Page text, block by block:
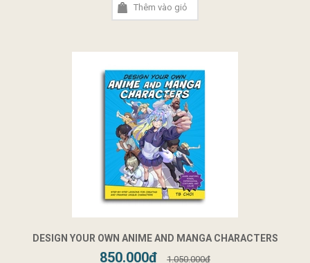
Thêm vào giỏ
DESIGN YOUR OWN ANIME AND MANGA CHARACTERS
850.000₫ 1.050.000₫